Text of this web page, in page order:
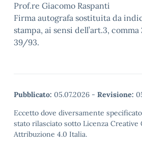
Prof.re Giacomo Raspanti
Firma autografa sostituita da
stampa, ai sensi dell’art.3, comma
39/93.
Pubblicato: 05.07.2026 - Revisione:
Eccetto dove diversamente
stato rilasciato sotto Licenza Creative
Attribuzione 4.0 Italia.